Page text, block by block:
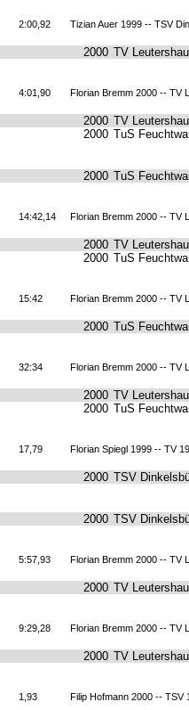
2:00,92 Tizian Auer 1999 -- TSV
2000 TV
4:01,90 Florian Bremm 2000 -- TV
2000 TV
2000 TuS
2000 TuS
14:42,14 Florian Bremm 2000 -- TV
2000 TV
2000 TuS
15:42 Florian Bremm 2000 -- TV
2000 TuS
32:34 Florian Bremm 2000 -- TV
2000 TV
2000 TuS
17,79 Florian Spiegl 1999 -- TV
2000 TSV
2000 TSV
5:57,93 Florian Bremm 2000 -- TV
2000 TV
9:29,28 Florian Bremm 2000 -- TV
2000 TV
1,93 Filip Hofmann 2000 -- TSV